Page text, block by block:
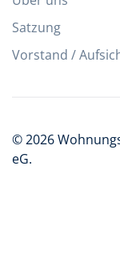
Satzung
Vorstand /
©2026
eG.